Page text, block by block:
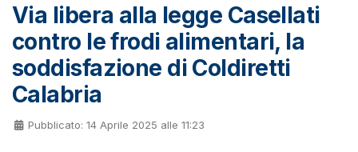
Via libera alla legge Casellati
contro le frodi alimentari, la
soddisfazione di Coldiretti
Calabria
Pubblicato: 14 Aprile 2025 alle 11:23